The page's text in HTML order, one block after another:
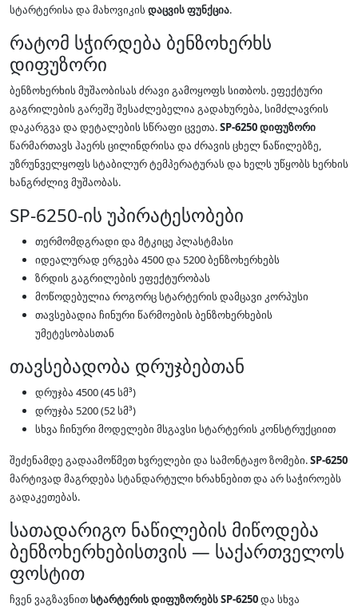
სტარტერისა და მახოვიკის დაცვის ფუნქცია.
რატომ სჭირდება ბენზოხერხს
დიფუზორი
ბენზოხერხის მუშაობისას ძრავი გამოყოფს სითბოს. ეფექტური
გაგრილების გარეშე შესაძლებელია გადახურება, სიმძლავრის
დაკარგვა და დეტალების სწრაფი ცვეთა.SP-6250 დიფუზორი
წარმართავს ჰაერს ცილინდრისა და ძრავის ცხელ ნაწილებზე,
უზრუნველყოფს სტაბილურ ტემპერატურას და ხელს უწყობს ხერხის
ხანგრძლივ მუშაობას.
SP-6250-ის უპირატესობები
თერმომდგრადი და მტკიცე პლასტმასი
იდეალურად ერგება 4500 და 5200 ბენზოხერხებს
ზრდის გაგრილების ეფექტურობას
მოწოდებულია როგორც სტარტერის დამცავი კორპუსი
თავსებადია ჩინური წარმოების ბენზოხერხების
უმეტესობასთან
თავსებადობა დრუჯბებთან
დრუჯბა 4500 (45 სმ³)
დრუჯბა 5200 (52 სმ³)
სხვა ჩინური მოდელები მსგავსი სტარტერის კონსტრუქციით
შეძენამდე გადაამოწმეთ ხვრელები და სამონტაჟო ზომები.SP-6250
მარტივად მაგრდება სტანდარტული ხრახნებით და არ საჭიროებს
გადაკეთებას.
სათადარიგო ნაწილების მიწოდება
ბენზოხერხებისთვის — საქართველოს
ფოსტით
ჩვენ ვაგზავნითსტარტერის დიფუზორებს SP-6250და სხვა